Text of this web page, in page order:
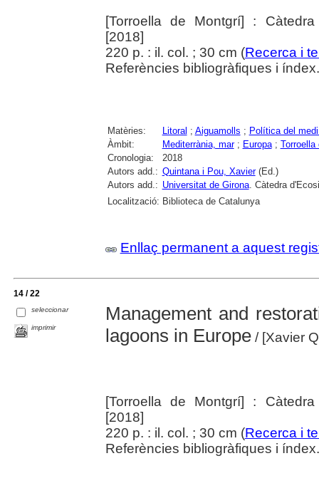
[Torroella de Montgrí] :
[2018]
220 p. : il. col. ; 30 cm (Recerca i
Referències bibliogràfiques i índex.
Matèries: Litoral ; Aiguamolls ; Política del
Àmbit:
Mediterrània, mar; Europa; Torroella
Cronologia:
2018
Autors add.: Quintana i Pou, Xavier(Ed.)
Autors add.: Universitat de Girona. Càtedra
Localització: Biblioteca de Catalunya
Enllaç permanent a aquest
14 / 22
seleccionar
imprimir
Management and
lagoons in Europe/ [Xavier
[Torroella de Montgrí] :
[2018]
220 p. : il. col. ; 30 cm (Recerca i
Referències bibliogràfiques i índex.